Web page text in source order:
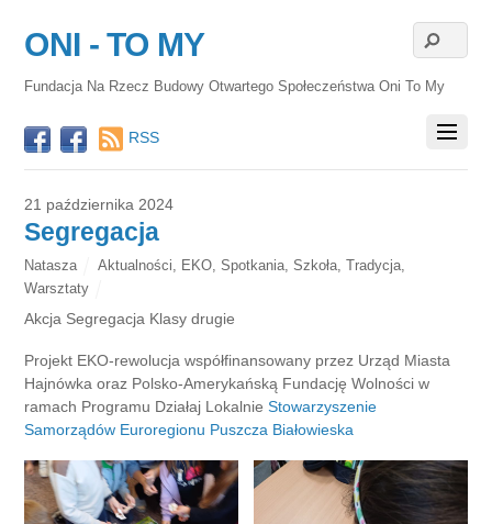
ONI - TO MY
Fundacja Na Rzecz Budowy Otwartego Społeczeństwa Oni To My
RSS
21 października 2024
Segregacja
Natasza Aktualności EKO Spotkania Szkoła Tradycja
Warsztaty
Akcja Segregacja Klasy drugie
Projekt EKO-rewolucja współfinansowany przez Urząd Miasta
Hajnówka oraz Polsko-Amerykańską Fundację Wolności w
ramach Programu Działaj LokalnieStowarzyszenie
Samorządów Euroregionu Puszcza Białowieska